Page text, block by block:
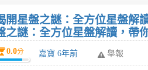
開星盤之謎：全方位星盤解
之謎：全方位星盤解讀，帶
0.0分 嘉寶 6年前 舉報